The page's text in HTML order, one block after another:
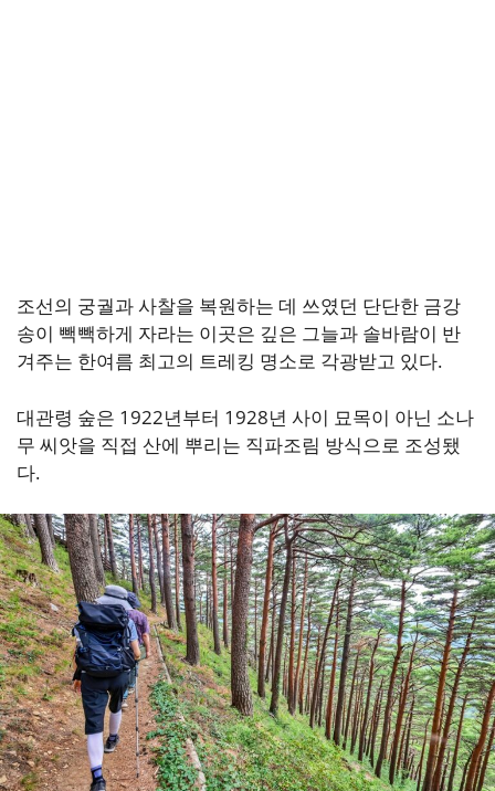
조선의 궁궐과 사찰을 복원하는 데 쓰였던 단단한 금강
송이 빽빽하게 자라는 이곳은 깊은 그늘과 솔바람이 반
겨주는 한여름 최고의 트레킹 명소로 각광받고 있다.
대관령 숲은 1922년부터 1928년 사이 묘목이 아닌 소나
무 씨앗을 직접 산에 뿌리는 직파조림 방식으로 조성됐
다.